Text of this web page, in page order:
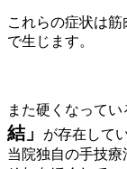
これらの症状は
で生じます。
また硬くなって
結」
が存在して
当院独自の手技療